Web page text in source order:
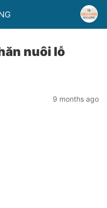
nuôi lỗ
9 months ago